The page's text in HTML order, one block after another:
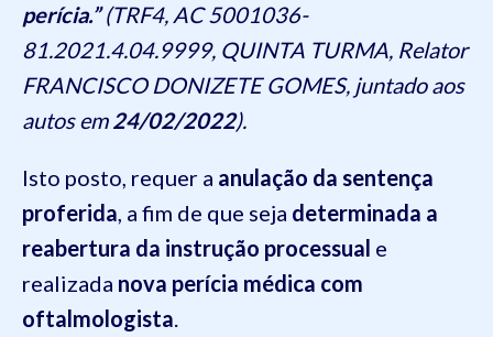
perícia.”(TRF4, AC 5001036-
81.2021.4.04.9999, QUINTA TURMA, Relator
FRANCISCO DONIZETE GOMES, juntado aos
autos em24/02/2022).
Isto posto, requer a anulação da sentença
proferida, a fim de que seja determinada a
reabertura da instrução processual e
realizada nova perícia médica com
oftalmologista.